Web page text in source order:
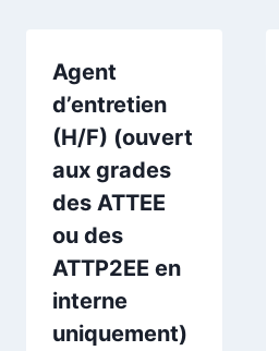
Agent
d’entretien
(H/F) (ouvert
aux grades
des ATTEE
ou des
ATTP2EE en
interne
uniquement)